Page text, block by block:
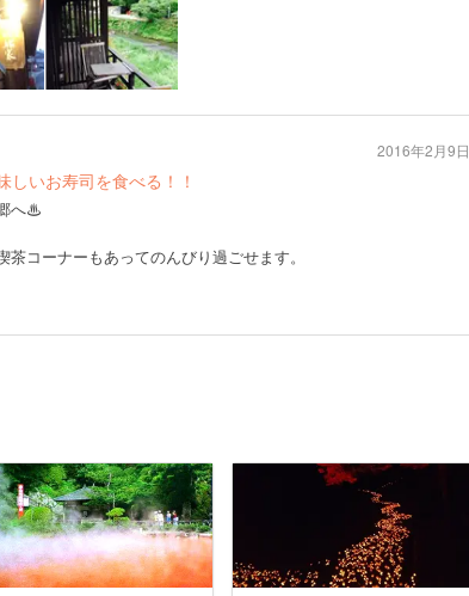
いお寿司を食べる！！
へ♨︎
コーナーもあってのんびり過ごせます。
2016年2月9日